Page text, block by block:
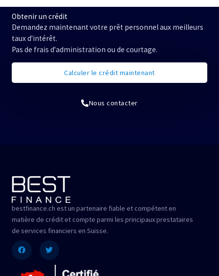
Obtenir un crédit
Demandez maintenant votre prêt personnel aux meilleurs
taux d'intérêt.
Pas de frais d'administration ou de courtage.
Calculer le crédit maintenant
Nous contacter
bestfinance.ch est un partenaire fiable et compétent en
matière de crédit et compte parmi les principaux prestataires
de services financiers en Suisse.